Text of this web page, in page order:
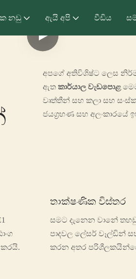
නඩු ඇයි අපි වීඩිය
අපගේ අතිවිශිෂ්ට ලෙස
ඇත කාර්යාල වැඩපොළ
වෘත්තීන් සහ කලා සහ
ජයග්‍රහණ සහ අලංකාරයේ
කරයි.
තාක්ෂණික විස්තර
සමට දැනෙන වානේ
පාදවල ලේසර් වෑල්ඩින්
කරන අතර